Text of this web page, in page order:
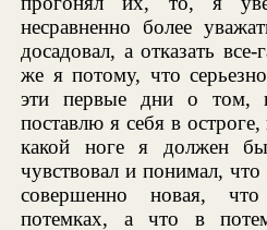
несравненно более
досадовал, а отказать
же я потому, что
эти первые дни о том,
поставлю я себя в
какой ноге я должен
чувствовал и понимал, что
совершенно новая,
потемках, а что в